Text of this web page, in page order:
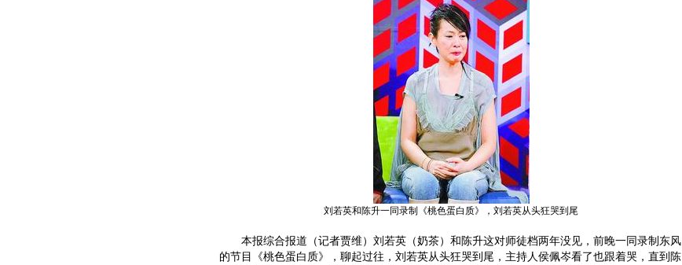
刘若英和陈升一同录制《桃色蛋白质》，刘若英从头狂哭到尾
本报综合报道（记者贾维）刘若英（奶茶）和陈升这对师徒档两年没见，前晚一同录制东风
的节目《桃色蛋白质》，聊起过往，刘若英从头狂哭到尾，主持人侯佩岑看了也跟着哭，直到陈